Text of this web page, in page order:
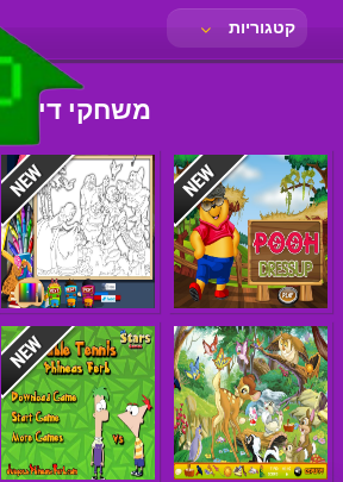
קטגוריות
משחקי דיסני